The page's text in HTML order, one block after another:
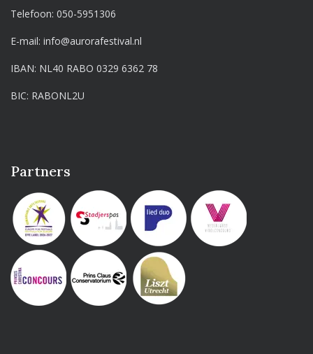
Telefoon:050-5951306
E-mail:info@aurorafestival.nl
IBAN: NL40 RABO 0329 6362 78
BIC: RABONL2U
Partners